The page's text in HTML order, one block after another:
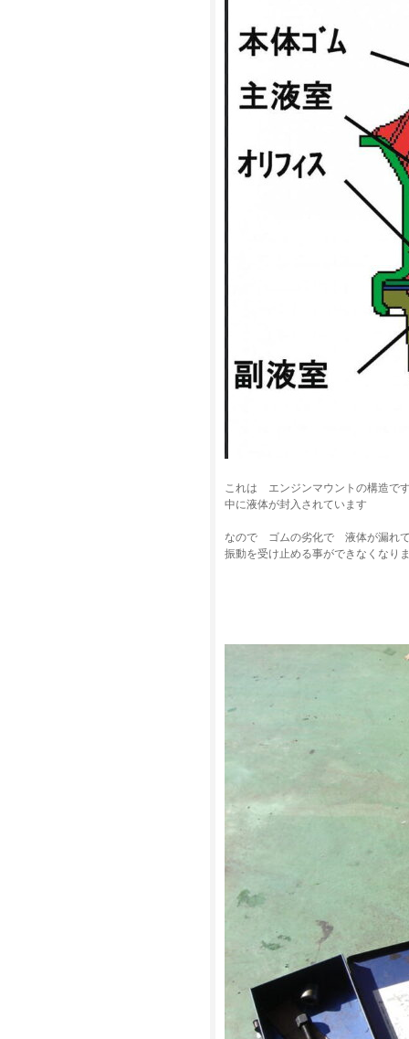
これは エンジンマウントの構造で
中に液体が封入されています
なので ゴムの劣化で 液体が漏れ
振動を受け止める事ができなくなり